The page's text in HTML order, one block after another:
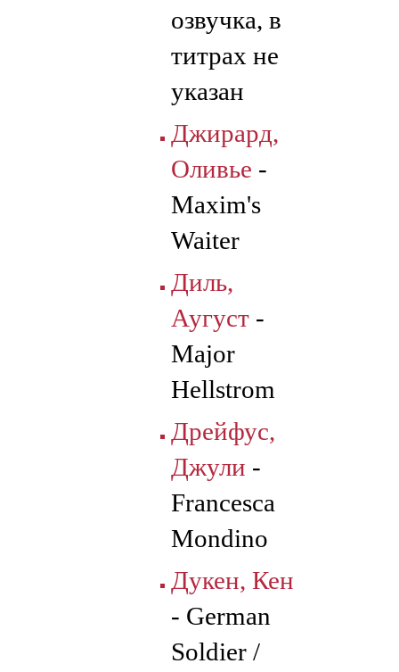
озвучка, в
титрах не
указан
Джирард,
Оливье -
Maxim's
Waiter
Диль,
Аугуст -
Major
Hellstrom
Дрейфус,
Джули -
Francesca
Mondino
Дукен, Кен
- German
Soldier /